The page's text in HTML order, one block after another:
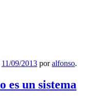
11/09/2013 poralfonso.
es un sistema